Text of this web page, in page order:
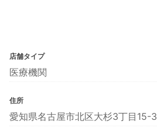
店舗タイプ
医療機関
住所
愛知県名古屋市北区大杉3丁目15-3